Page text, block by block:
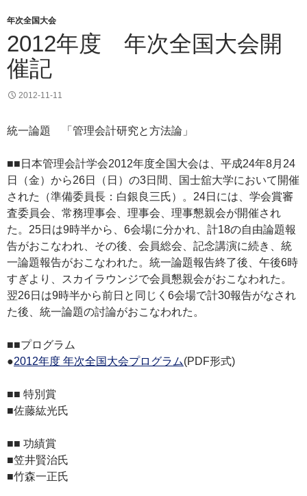
年次全国大会
2012年度 年次全国大会開
催記
2012-11-11
統一論題 「管理会計研究と方法論」
■■日本管理会計学会2012年度全国大会は、平成24年8月24
日（金）から26日（日）の3日間、国士舘大学において開催
された（準備委員長：白銀良三氏）。24日には、学会賞審
査委員会、常務理事会、理事会、理事懇親会が開催され
た。25日は9時半から、6会場に分かれ、計18の自由論題報
告がおこなわれ、その後、会員総会、記念講演に続き、統
一論題報告がおこなわれた。統一論題報告終了後、午後6時
すぎより、スカイラウンジで会員懇親会がおこなわれた。
翌26日は9時半から前日と同じく6会場で計30報告がなされ
た後、統一論題の討論がおこなわれた。
■■プログラム
●2012年度 年次全国大会プログラム(PDF形式)
■■ 特別賞
■佐藤紘光氏
■■ 功績賞
■笠井賢治氏
■竹森一正氏